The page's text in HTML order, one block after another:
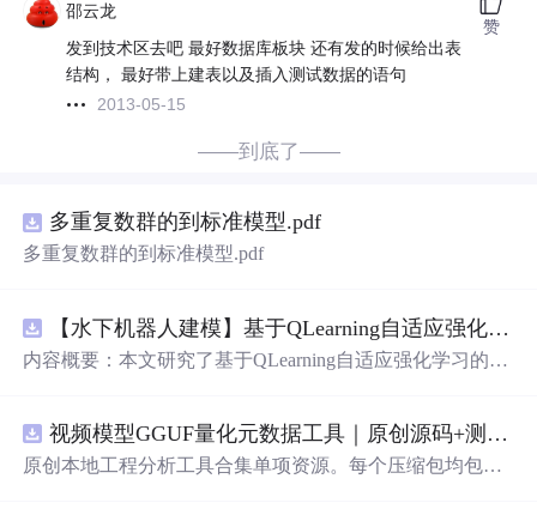
邵云龙
发到技术区去吧 最好数据库板块 还有发的时候给出表
结构， 最好带上建表以及插入测试数据的语句
2013-05-15
赞
——到底了——
多重复数群的到标准模型.pdf
多重复数群的到标准模型.pdf
【水下机器人建模】基于QLearning自适应强化学习PID控制器在AUV中的应用研究（Matlab代码实现）
内容概要：本文研究了基于QLearning自适应强化学习的PI
探讨了将强化学习算法QLearning与传统PID控制相结合的
方法，以提升AUV在复杂、时变及非线性水下环境中的自
视频模型GGUF量化元数据工具｜原创源码+测试+离线报告
原创本地工程分析工具合集单项资源。每个压缩包均包含